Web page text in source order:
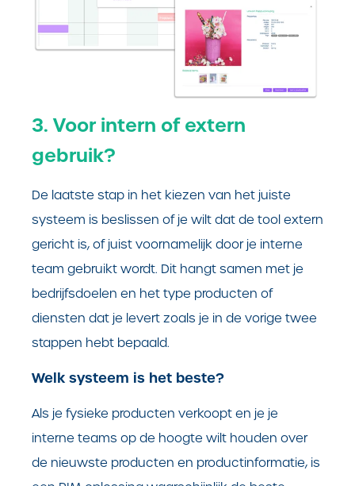
3. Voor intern of extern
gebruik?
De laatste stap in het kiezen van het juiste
systeem is beslissen of je wilt dat de tool extern
gericht is, of juist voornamelijk door je interne
team gebruikt wordt. Dit hangt samen met je
bedrijfsdoelen en het type producten of
diensten dat je levert zoals je in de vorige twee
stappen hebt bepaald.
Welk systeem is het beste?
Als je fysieke producten verkoopt en je je
interne teams op de hoogte wilt houden over
de nieuwste producten en productinformatie, is